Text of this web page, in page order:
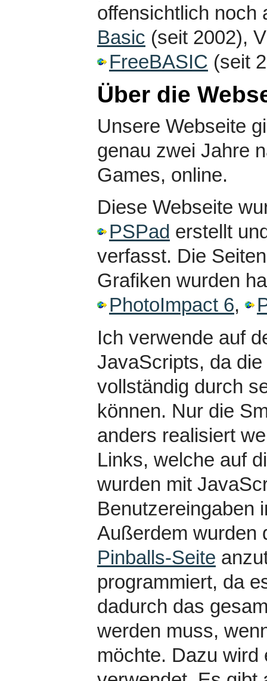
offensichtlich noch
Basic (seit 2002),
FreeBASIC (seit
Über die
Unsere Webseite
genau zwei Jahre
Games, online.
Diese Webseite
PSPad erstellt
verfasst. Die
Grafiken wurden
PhotoImpact 6,
Ich verwende auf
JavaScripts, da
vollständig durch
können. Nur die
anders realisiert
Links, welche auf
wurden mit
Benutzereingaben
Außerdem wurden
Pinballs-Seite
programmiert, da
dadurch das
werden muss,
möchte. Dazu wird